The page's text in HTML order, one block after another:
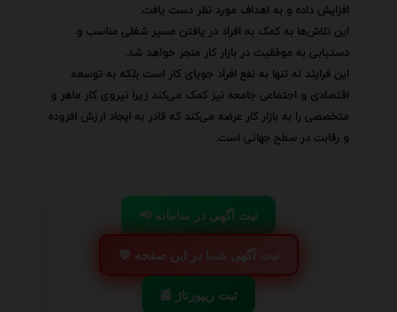
افزایش داده و به اهداف مورد نظر دست یافت.
این تلاش‌ها به کمک به افراد در یافتن مسیر شغلی مناسب و
دستیابی به موفقیت در بازار کار منجر خواهد شد.
این فرایند نه تنها به نفع افراد جویای کار است بلکه به توسعه
اقتصادی و اجتماعی جامعه نیز کمک می‌کند زیرا نیروی کار ماهر و
متخصصی را به بازار کار عرضه می‌کند که قادر به ایجاد ارزش افزوده
و رقابت در سطح جهانی است.
📢 ثبت آگهی در سامانه
💬 ثبت آگهی شما در این صفحه
📰 ثبت ریپورتاژ